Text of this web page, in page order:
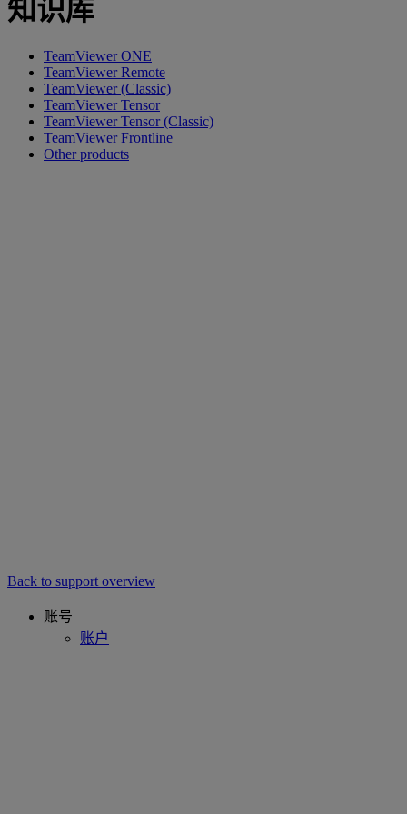
知识库
TeamViewer ONE
TeamViewer Remote
TeamViewer (Classic)
TeamViewer Tensor
TeamViewer Tensor (Classic)
TeamViewer Frontline
Other products
Back to support overview
账号
账户